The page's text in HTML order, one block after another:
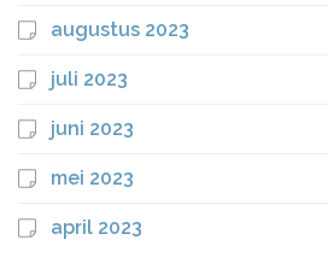
augustus 2023
juli 2023
juni 2023
mei 2023
april 2023